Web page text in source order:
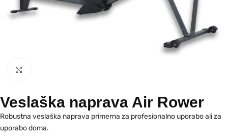
Veslaška naprava Air Rower
Robustna veslaška naprava primerna za profesionalno uporabo ali za
uporabo doma.